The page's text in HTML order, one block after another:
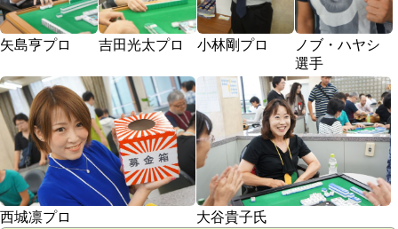
矢島亨プロ 吉田光太プロ 小林剛プロ
ノブ・ハヤシ
選手
西城凛プロ 大谷貴子氏